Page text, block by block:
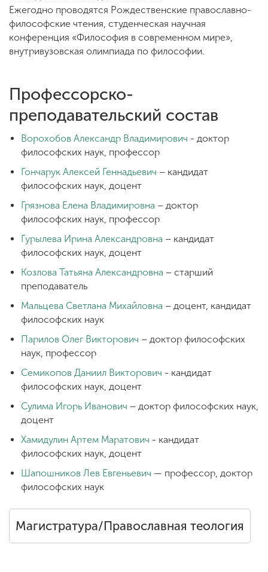
Ежегодно проводятся Рождественские православно-
философские чтения, студенческая научная
конференция «Философия в современном мире»,
внутривузовская олимпиада по философии.
Профессорско-
преподавательский состав
Ворохобов Александр Владимирович - доктор
философских наук, профессор
Гончарук Алексей Геннадьевич – кандидат
философских наук, доцент
Грязнова Елена Владимировна – доктор
философских наук, профессор
Гурылева Ирина Александровна – кандидат
философских наук, доцент
Козлова Татьяна Александровна – старший
преподаватель
Мальцева Светлана Михайловна – доцент, кандидат
философских наук
Парилов Олег Викторович – доктор философских
наук, профессор
Семикопов Даниил Викторович - кандидат
философских наук, доцент
Сулима Игорь Иванович – доктор философских наук,
доцент
Хамидулин Артем Маратович - кандидат
философских наук, доцент
Шапошников Лев Евгеньевич — профессор, доктор
философских наук
Магистратура/Православная теология